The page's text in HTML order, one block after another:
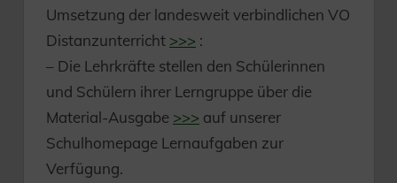
Umsetzung der landesweit verbindlichen VO
Distanzunterricht >>> :
– Die Lehrkräfte stellen den Schülerinnen
und Schülern ihrer Lerngruppe über die
Material-Ausgabe >>> auf unserer
Schulhomepage Lernaufgaben zur
Verfügung.